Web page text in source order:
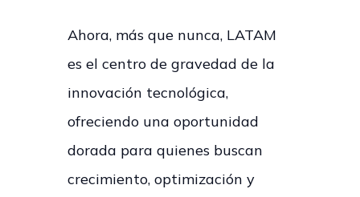
Ahora, más que nunca, LATAM
es el centro de gravedad de la
innovación tecnológica,
ofreciendo una oportunidad
dorada para quienes buscan
crecimiento, optimización y